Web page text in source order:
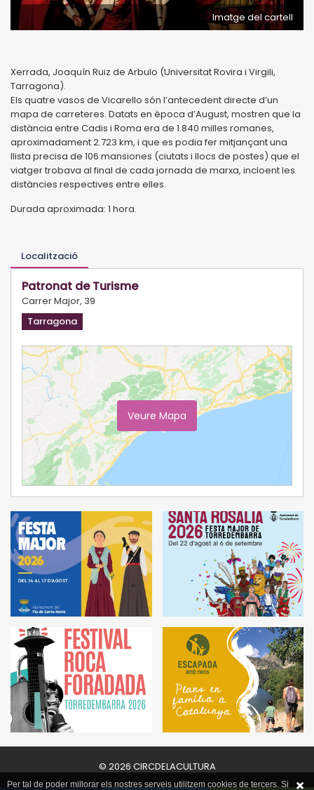
Imatge del cartell
Xerrada, Joaquín Ruiz de Arbulo (Universitat Rovira i Virgili,
Tarragona).
Els quatre vasos de Vicarello són l’antecedent directe d’un
mapa de carreteres. Datats en època d’August, mostren que la
distància entre Cadis i Roma era de 1.840 milles romanes,
aproximadament 2.723 km, i que es podia fer mitjançant una
llista precisa de 106 mansiones (ciutats i llocs de postes) que el
viatger trobava al final de cada jornada de marxa, incloent les
distàncies respectives entre elles.
Durada aproximada: 1 hora.
Localització
Patronat de Turisme
Carrer Major, 39
Tarragona
Veure Mapa
© 2026 CIRCDELACULTURA
Per tal de poder millorar els nostres serveis utilitzem cookies de tercers. Si